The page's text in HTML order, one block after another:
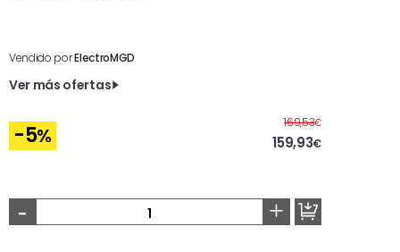
Vendido porElectroMGD
Ver más ofertas
-5%
169,53€Antes
159,93€
- +